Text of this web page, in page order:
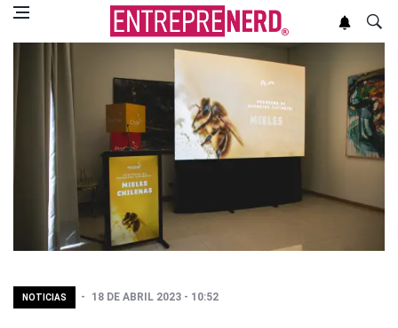
NOTICIAS 18 DE ABRIL 2023 - 10:52